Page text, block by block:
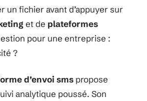
un fichier avant d’appuyer sur
et de plateformes
pour une entreprise :
?
d’envoi sms propose
analytique poussé. Son